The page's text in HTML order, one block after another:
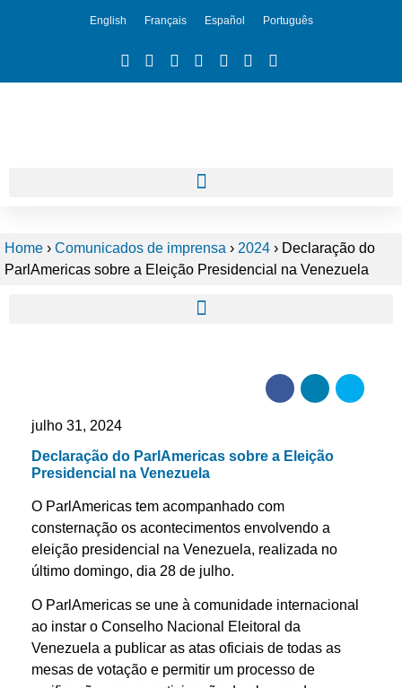
English Français Español Português
Home › Comunicados de imprensa › 2024 › Declaração do
ParlAmericas sobre a Eleição Presidencial na Venezuela
julho 31, 2024
Declaração do ParlAmericas sobre a Eleição
Presidencial na Venezuela
O ParlAmericas tem acompanhado com
consternação os acontecimentos envolvendo a
eleição presidencial na Venezuela, realizada no
último domingo, dia 28 de julho.
O ParlAmericas se une à comunidade internacional
ao instar o Conselho Nacional Eleitoral da
Venezuela a publicar as atas oficiais de todas as
mesas de votação e permitir um processo de